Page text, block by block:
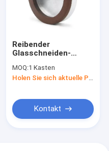
Reibender
Glasschneiden-
Glass-Edger Diamond
Resin Bonds
MOQ:1 Kasten
Kontakt